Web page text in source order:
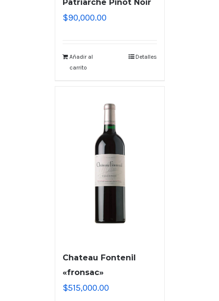
Patriarche Pinot Noir
$90,000.00
Añadir al
carrito
Detalles
Chateau Fontenil
«fronsac»
$515,000.00